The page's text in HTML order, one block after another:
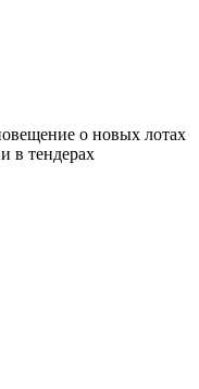
о новых лотах
в тендерах